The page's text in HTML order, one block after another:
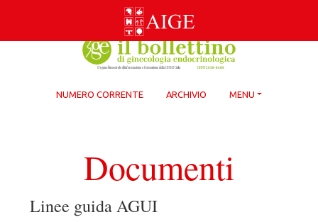
NUMERO CORRENTE ARCHIVIO MENU
Documenti
Linee guida AGUI